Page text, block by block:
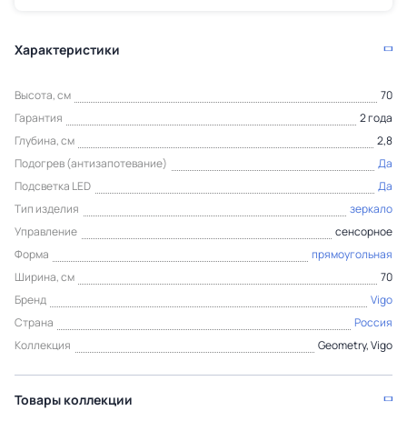
Характеристики
Высота, см
70
Гарантия
2 года
Глубина, см
2,8
Подогрев (антизапотевание)
Да
Подсветка LED
Да
Тип изделия
зеркало
Управление
сенсорное
Форма
прямоугольная
Ширина, см
70
Бренд
Vigo
Страна
Россия
Коллекция
Geometry, Vigo
Товары коллекции